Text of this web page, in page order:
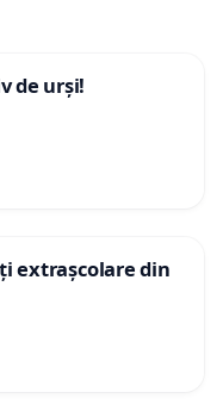
de urși!
extrașcolare din